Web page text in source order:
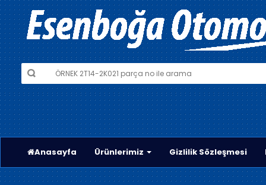
Anasayfa Ürünlerimiz Gizlilik Sözleşmesi